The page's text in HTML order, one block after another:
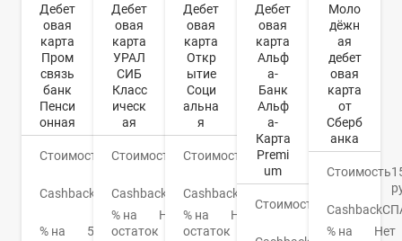
Дебет
овая
карта
Пром
связь
банк
Пенси
онная
Стоимость
Cashback
До
% на
5%
Дебет
овая
карта
УРАЛ
СИБ
Класс
ическ
ая
Стоимость
599
Cashback
Баллы
% на
остаток
Нет
Дебет
овая
карта
Откр
ытие
Соци
альна
я
Стоимость
руб.
Cashback
% на
остаток
Нет
Дебет
овая
карта
Альф
а-
Банк
Альф
а-
Карта
Premi
um
Стоимость
Моло
дёжн
ая
дебет
овая
карта
от
Сберб
анка
Стоимость
Cashback
% на
Нет